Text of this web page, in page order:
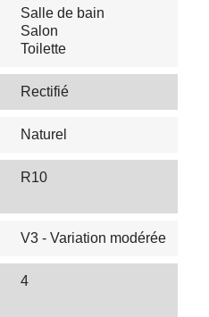
Salle de bain
Salon
Toilette
Rectifié
Naturel
R10
V3 - Variation modérée
4